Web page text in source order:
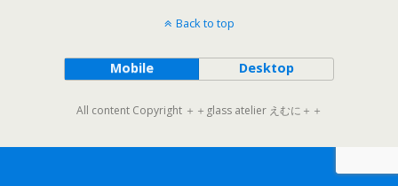
Back to top
Mobile Desktop
All content Copyright ＋＋glass atelier えむに＋＋